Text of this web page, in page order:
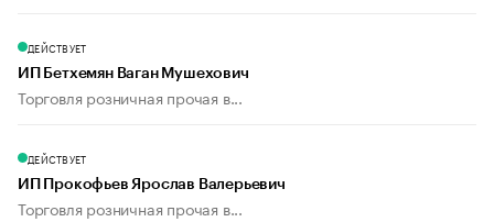
ДЕЙСТВУЕТ
ИП Бетхемян Ваган Мушехович
Торговля розничная прочая в...
ДЕЙСТВУЕТ
ИП Прокофьев Ярослав Валерьевич
Торговля розничная прочая в...